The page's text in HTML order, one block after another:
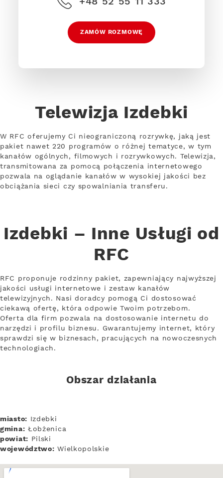
ZAMÓW ROZMOWĘ
Telewizja Izdebki
W RFC oferujemy Ci nieograniczoną rozrywkę, jaką jest
pakiet nawet 220 programów o różnej tematyce, w tym
kanałów ogólnych, filmowych i rozrywkowych. Telewizja,
transmitowana za pomocą połączenia internetowego
pozwala na oglądanie kanałów w wysokiej jakości bez
obciążania sieci czy spowalniania transferu.
Izdebki – Inne Usługi od
RFC
RFC proponuje rodzinny pakiet, zapewniający najwyższej
jakości usługi internetowe i zestaw kanałów
telewizyjnych. Nasi doradcy pomogą Ci dostosować
ciekawą ofertę, która odpowie Twoim potrzebom.
Oferta dla firm pozwala na dostosowanie internetu do
narzędzi i profilu biznesu. Gwarantujemy internet, który
sprawdzi się w biznesach, pracujących na nowoczesnych
technologiach.
Obszar działania
miasto: Izdebki
gmina: Łobżenica
powiat: Pilski
województwo: Wielkopolskie